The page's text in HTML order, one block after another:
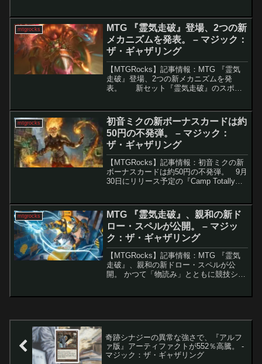
トは、可愛らしいクリーチャーや興味深
いタイ...
mtgrocks
MTG 『霊気走破』登場、2つの新
メカニズムを発表。 – マジック：
ザ・ギャザリング
【MTGRocks】記事情報：MTG 『霊気
走破』登場、2つの新メカニズムを発
表。 新セット『霊気走破』のスポイ
ました。このセットでは、レースをテー
マにした高...
mtgrocks
初音ミクの新ボーナスカードは約
50円の不発弾。 – マジック：
ザ・ギャザリング
【MTGRocks】記事情報：初音ミクの新
ボーナスカードは約50円の不発弾。 9月
30日にリリース予定の『Camp Totally
ートが満載です。...
mtgrocks
MTG 『霊気走破』、親和の新ド
ロー・スペルが公開。 – マジッ
ク：ザ・ギャザリング
【MTGRocks】記事情報：MTG 『霊気
走破』、親和の新ドロー・スペルが公
開。 かつて「物読み」とともに競技シー
奇跡シナジーの異常な強さで、『アルフ
ァ版』アーティファクトが552％高騰。 -
マジック：ザ・ギャザリング